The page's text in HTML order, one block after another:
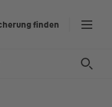
finden